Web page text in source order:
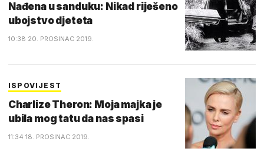
Nađena u sanduku: Nikad riješeno
ubojstvo djeteta
10:38 20. PROSINAC 2019.
ISPOVIJEST
Charlize Theron: Moja majka je
ubila mog tatu da nas spasi
11:34 18. PROSINAC 2019.